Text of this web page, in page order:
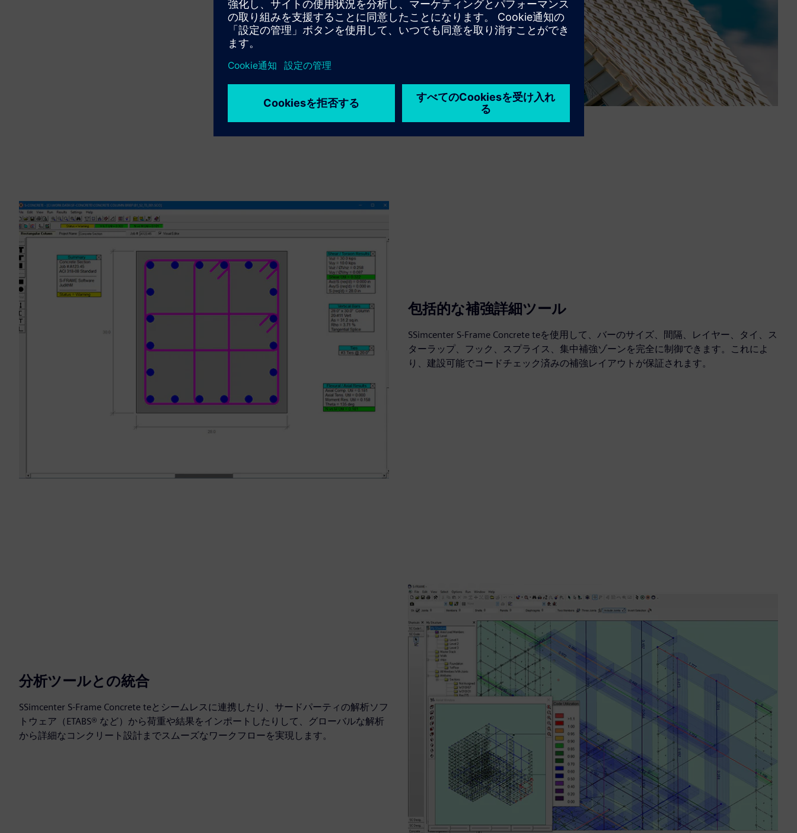
包括的な補強詳細ツール
SSimcenter S-Frame Concrete teを使用して、バーのサイズ、間隔、レイヤー、タイ、ス
ターラップ、フック、スプライス、集中補強ゾーンを完全に制御できます。これによ
り、建設可能でコードチェック済みの補強レイアウトが保証されます。
分析ツールとの統合
SSimcenter S-Frame Concrete teとシームレスに連携したり、サードパーティの解析ソフ
トウェア（ETABS® など）から荷重や結果をインポートしたりして、グローバルな解析
から詳細なコンクリート設計までスムーズなワークフローを実現します。